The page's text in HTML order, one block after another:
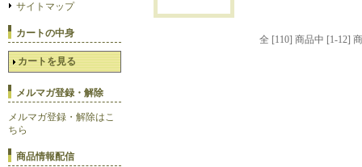
サイトマップ
カートの中身
カートを見る
メルマガ登録・解除
メルマガ登録・解除はこ
ちら
商品情報配信
全 [110] 商品中 [1-12]